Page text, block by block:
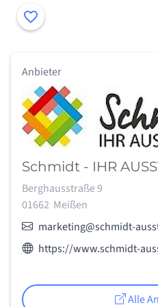
Merken
Anbieter
Schmidt - IHR
Adresse:
Berghausstraße 9
01662 Meißen
E-Mail:marketing@schmidt-
Webseite des Anbieters:
https://www.schmidt-
Alle